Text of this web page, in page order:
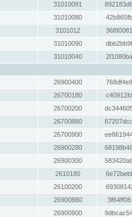
31010091
31010080
3101012
31010090
31010040
26900400
26700180
26700200
26700880
26700900
26900280
26900300
2610180
26100200
26900880
26900900